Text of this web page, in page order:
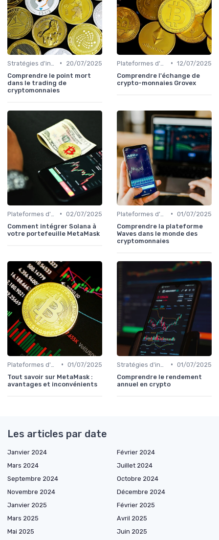
•
20/07/2025
Comprendre le point mort
dans le trading de
cryptomonnaies
• 12/07/2025
Comprendre l'échange de
crypto-monnaies Grovex
• 02/07/2025
Comment intégrer Solana à
votre portefeuille MetaMask
• 01/07/2025
Comprendre la plateforme
Waves dans le monde des
cryptomonnaies
• 01/07/2025
Tout savoir sur MetaMask :
avantages et inconvénients
• 01/07/2025
Comprendre le rendement
annuel en crypto
Les articles par date
Janvier 2024
Février 2024
Mars 2024
Juillet 2024
Septembre 2024
Octobre 2024
Novembre 2024
Décembre 2024
Janvier 2025
Février 2025
Mars 2025
Avril 2025
Mai 2025
Juin 2025